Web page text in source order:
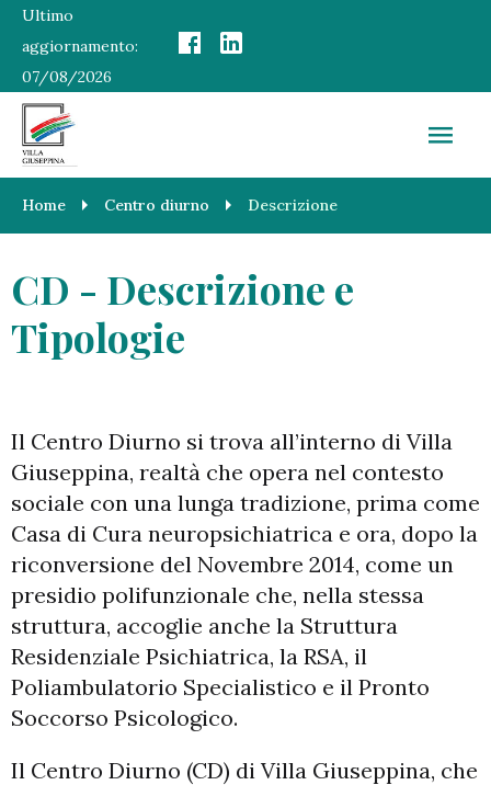
Ultimo
aggiornamento:
07/08/2026
Home Centro diurno Descrizione
CD - Descrizione e
Tipologie
Il Centro Diurno si trova all’interno di Villa
Giuseppina, realtà che opera nel contesto
sociale con una lunga tradizione, prima come
Casa di Cura neuropsichiatrica e ora, dopo la
riconversione del Novembre 2014, come un
presidio polifunzionale che, nella stessa
struttura, accoglie anche la Struttura
Residenziale Psichiatrica, la RSA, il
Poliambulatorio Specialistico e il Pronto
Soccorso Psicologico.
Il Centro Diurno (CD) di Villa Giuseppina, che